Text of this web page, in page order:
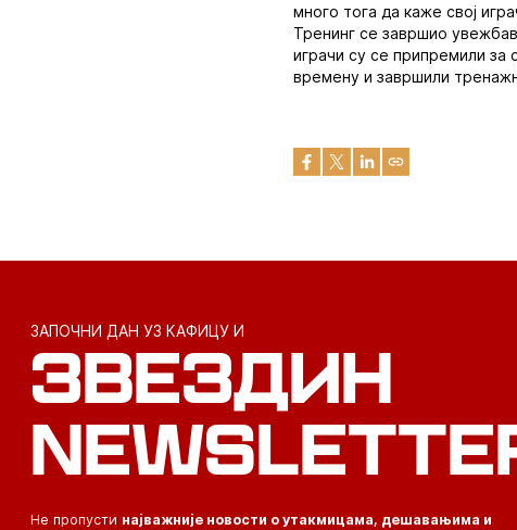
много тога да каже свој
Тренинг се завршио
играчи су се припремили за
времену и завршили
ЗАПОЧНИ ДАН УЗ КАФИЦУ И
ЗВЕЗДИН
Не пропусти најважније новости о утакмицама, дешавањима и